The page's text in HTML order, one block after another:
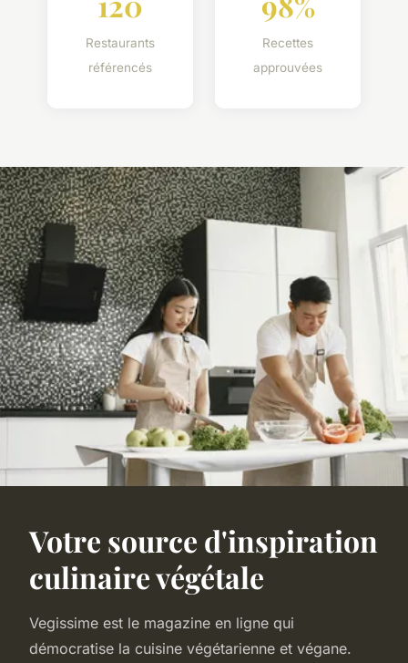
Restaurants
référencés
Recettes
approuvées
Votre source d'inspiration
culinaire végétale
Vegissime est le magazine en ligne qui
démocratise la cuisine végétarienne et végane.